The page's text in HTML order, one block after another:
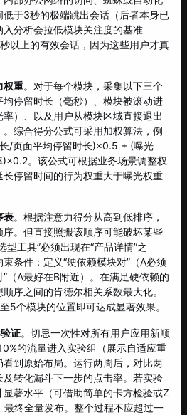
于3秒的极端跳出会话（后者本身已
分析会拉低模块关注度的基准
以上的有效会话，因为这些用户才真
权重。对于每个模块，采集以下三个
停留时长（毫秒）、模块被滚动进
）、以及用户从模块区域直接退出
综合得分公式可采用加权算法，例
/页面平均停留时长)×0.5 + (曝光
。该公式可根据业务场景调整权
停留时间的行为权重大于曝光权重
表。根据注意力得分从高到低排序，
。但直接照搬该顺序可能破坏某些
型工具”必须出现在“产品详情”之
条件：定义“硬依赖模块对”（A必须
（A最好在B附近）。在满足硬依赖的
序之间的肯德尔相关系数最大化。
5个模块的位置即可达成显著效果。
证。切忌一次性对所有用户应用新顺
的流量进入实验组（展示自适应重
到原始布局。运行两周后，对比两
转化漏斗下一步的点击率。若实验
著水平（可借助简单的卡方检验或Z
终全量发布。整个过程不应超过一